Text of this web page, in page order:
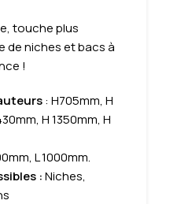
touche plus
de niches et bacs à
!
: H705mm, H
H 1350mm, H
L 1000mm.
:Niches,